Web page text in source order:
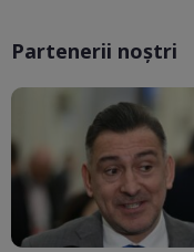
Partenerii noștri